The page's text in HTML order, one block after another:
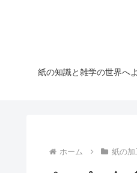
紙の知識と雑学の世界へ
ホーム 紙の加